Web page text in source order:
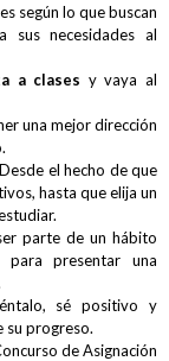
según lo que buscan
sus necesidades al
a clases y vaya al
una mejor dirección
el hecho de que
hasta que elija un
parte de un hábito
presentar una
sé positivo y
su progreso.
de Asignación